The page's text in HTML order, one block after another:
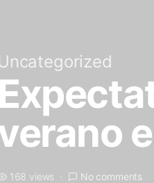
168 views No comments